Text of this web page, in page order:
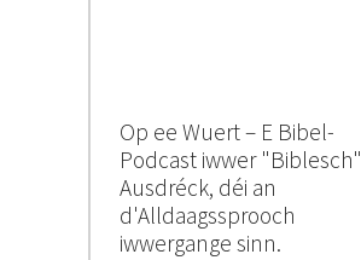
Op ee Wuert – E Bibel-
Podcast iwwer "Biblesch"
Ausdréck, déi an
d'Alldaagssprooch
iwwergange sinn.